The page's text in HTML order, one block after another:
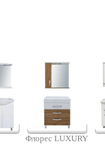
Флорес LUXURY